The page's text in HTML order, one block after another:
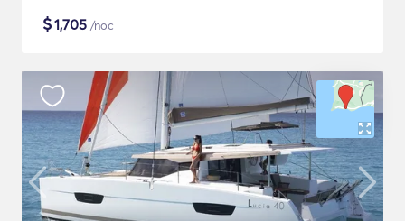
$1,705 /noc